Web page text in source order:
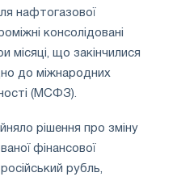
нафтогазової
консолідовані
місяці, що закінчилися
до міжнародних
(МСФЗ).
рішення про зміну
фінансової
рубль,